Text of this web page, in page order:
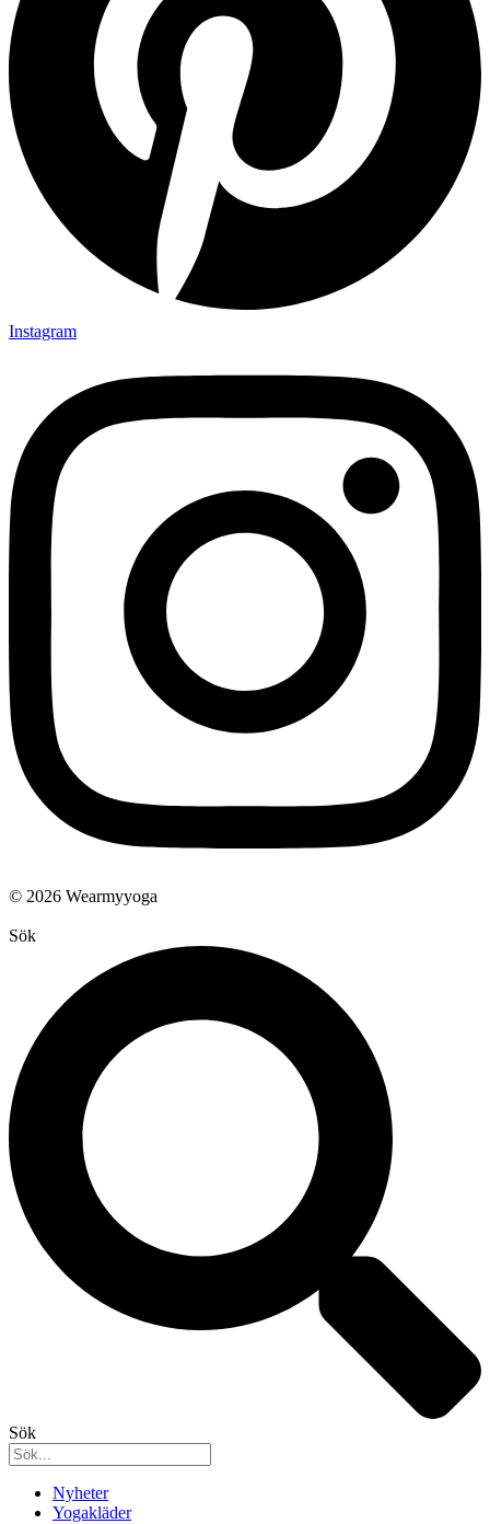
Instagram
© 2026 Wearmyyoga
Sök
Sök
Nyheter
Yogakläder